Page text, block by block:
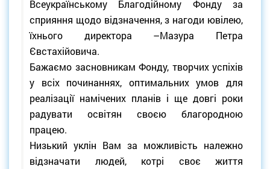
Всеукраїнському Благодійному Фонду за
сприяння щодо відзначення, з нагоди ювілею,
їхнього директора –Мазура Петра
Євстахійовича.
Бажаємо засновникам Фонду, творчих успіхів
у всіх починаннях, оптимальних умов для
реалізації намічених планів і ще довгі роки
радувати освітян своєю благородною
працею.
Низький уклін Вам за можливість належно
відзначати людей, котрі своє життя